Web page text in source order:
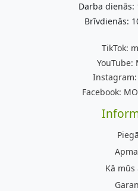
Darba dienās:
Brīvdienās:
TikTok:
YouTube:
Instagram:
Facebook:
Kā